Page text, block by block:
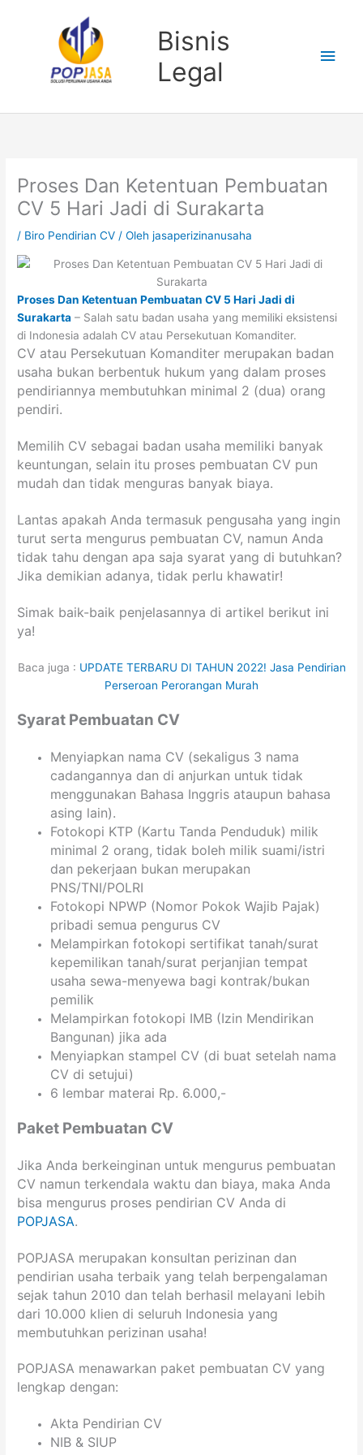
Bisnis
Legal
Proses Dan Ketentuan Pembuatan
CV 5 Hari Jadi di Surakarta
/ Biro Pendirian CV / Olehjasaperizinanusaha
Proses Dan Ketentuan Pembuatan CV 5 Hari Jadi di
Surakarta – Salah satu badan usaha yang memiliki eksistensi
di Indonesia adalah CV atau Persekutuan Komanditer.
CV atau Persekutuan Komanditer merupakan badan
usaha bukan berbentuk hukum yang dalam proses
pendiriannya membutuhkan minimal 2 (dua) orang
pendiri.
Memilih CV sebagai badan usaha memiliki banyak
keuntungan, selain itu proses pembuatan CV pun
mudah dan tidak menguras banyak biaya.
Lantas apakah Anda termasuk pengusaha yang ingin
turut serta mengurus pembuatan CV, namun Anda
tidak tahu dengan apa saja syarat yang di butuhkan?
Jika demikian adanya, tidak perlu khawatir!
Simak baik-baik penjelasannya di artikel berikut ini
ya!
Baca juga : UPDATE TERBARU DI TAHUN 2022! Jasa Pendirian
Perseroan Perorangan Murah
Syarat Pembuatan CV
Menyiapkan nama CV (sekaligus 3 nama
cadangannya dan di anjurkan untuk tidak
menggunakan Bahasa Inggris ataupun bahasa
asing lain).
Fotokopi KTP (Kartu Tanda Penduduk) milik
minimal 2 orang, tidak boleh milik suami/istri
dan pekerjaan bukan merupakan
PNS/TNI/POLRI
Fotokopi NPWP (Nomor Pokok Wajib Pajak)
pribadi semua pengurus CV
Melampirkan fotokopi sertifikat tanah/surat
kepemilikan tanah/surat perjanjian tempat
usaha sewa-menyewa bagi kontrak/bukan
pemilik
Melampirkan fotokopi IMB (Izin Mendirikan
Bangunan) jika ada
Menyiapkan stampel CV (di buat setelah nama
CV di setujui)
6 lembar materai Rp. 6.000,-
Paket Pembuatan CV
Jika Anda berkeinginan untuk mengurus pembuatan
CV namun terkendala waktu dan biaya, maka Anda
bisa mengurus proses pendirian CV Anda di
POPJASA.
POPJASA merupakan konsultan perizinan dan
pendirian usaha terbaik yang telah berpengalaman
sejak tahun 2010 dan telah berhasil melayani lebih
dari 10.000 klien di seluruh Indonesia yang
membutuhkan perizinan usaha!
POPJASA menawarkan paket pembuatan CV yang
lengkap dengan:
Akta Pendirian CV
NIB & SIUP